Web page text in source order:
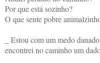
Por que está sozinho?
O que sente pobre
_ Estou com um medo danado
encontrei no caminho um